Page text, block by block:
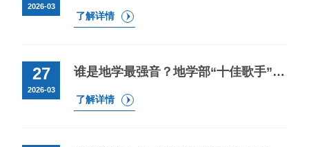
2026-03
了解详情
27
2026-03
谁是地学最强音？地学部“十佳歌手”决赛震撼开唱！
了解详情